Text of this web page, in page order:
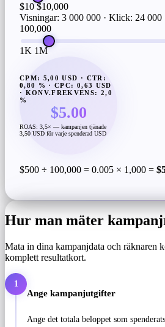
$10 $10,000
Visningar: 3 000 000 · Klick: 24 000
100,000
1K 1M
CPM: 5,00 USD · CTR:
0,80 % · CPC: 0,63 USD
· KONV.FREKVENS: 2,0
%
$5.00
ROAS: 3,5× — kampanjen tjänade
3,50 USD för varje spenderad USD
$500 ÷ 100,000 = 0.005 × 1,000 =
Hur man mäter
Mata in dina kampanjdata och räknaren
komplett resultatkort.
1
Ange kampanjutgifter
Ange det totala beloppet som